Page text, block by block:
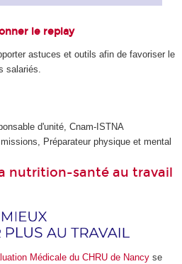
le replay
astuces et outils afin de favoriser le
salariés.
d'unité, Cnam-ISTNA
Préparateur physique et mental
nutrition-santé au travail
Médicale du CHRU de Nancyse